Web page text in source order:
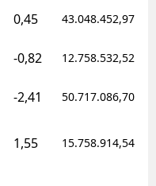
0,45 43.048.452,97
-0,82 12.758.532,52
-2,41 50.717.086,70
1,55 15.758.914,54